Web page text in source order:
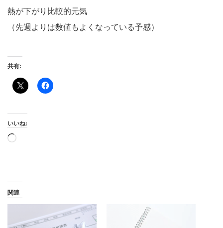
熱が下がり比較的元気
（先週よりは数値もよくなっている予感）
共有:
いいね:
読
関連